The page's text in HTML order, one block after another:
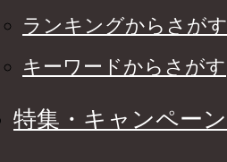
ランキングからさがす
キーワードからさがす
特集・キャンペーン